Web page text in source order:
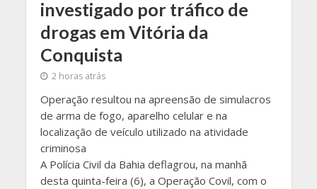
investigado por tráfico de
drogas em Vitória da
Conquista
2 horas atrás
Operação resultou na apreensão de simulacros
de arma de fogo, aparelho celular e na
localização de veículo utilizado na atividade
criminosa
A Polícia Civil da Bahia deflagrou, na manhã
desta quinta-feira (6), a Operação Covil, com o